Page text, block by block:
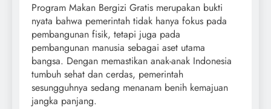
Program Makan Bergizi Gratis merupakan bukti
nyata bahwa pemerintah tidak hanya fokus pada
pembangunan fisik, tetapi juga pada
pembangunan manusia sebagai aset utama
bangsa. Dengan memastikan anak-anak Indonesia
tumbuh sehat dan cerdas, pemerintah
sesungguhnya sedang menanam benih kemajuan
jangka panjang.